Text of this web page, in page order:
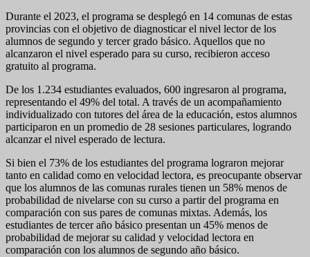
Durante el 2023, el programa se desplegó en 14 comunas de estas
provincias con el objetivo de diagnosticar el nivel lector de los
alumnos de segundo y tercer grado básico. Aquellos que no
alcanzaron el nivel esperado para su curso, recibieron acceso
gratuito al programa.
De los 1.234 estudiantes evaluados, 600 ingresaron al programa,
representando el 49% del total. A través de un acompañamiento
individualizado con tutores del área de la educación, estos alumnos
participaron en un promedio de 28 sesiones particulares, logrando
alcanzar el nivel esperado de lectura.
Si bien el 73% de los estudiantes del programa lograron mejorar
tanto en calidad como en velocidad lectora, es preocupante observar
que los alumnos de las comunas rurales tienen un 58% menos de
probabilidad de nivelarse con su curso a partir del programa en
comparación con sus pares de comunas mixtas. Además, los
estudiantes de tercer año básico presentan un 45% menos de
probabilidad de mejorar su calidad y velocidad lectora en
comparación con los alumnos de segundo año básico.